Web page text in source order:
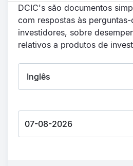
DCIC's são documentos
com respostas às
investidores, sobre
relativos a produtos de